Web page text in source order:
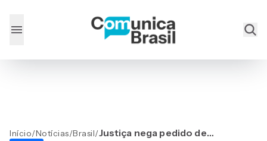
Início/Notícias/Brasil/Justiça nega pedido de